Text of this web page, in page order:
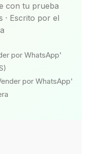
con tu prueba
· Escrito por el